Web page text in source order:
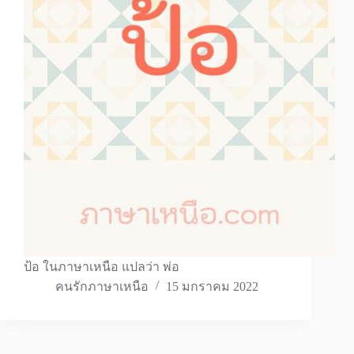
ป้อ ในภาษาเหนือ แปลว่า พ่อ
คนรักภาษาเหนือ
15 มกราคม 2022